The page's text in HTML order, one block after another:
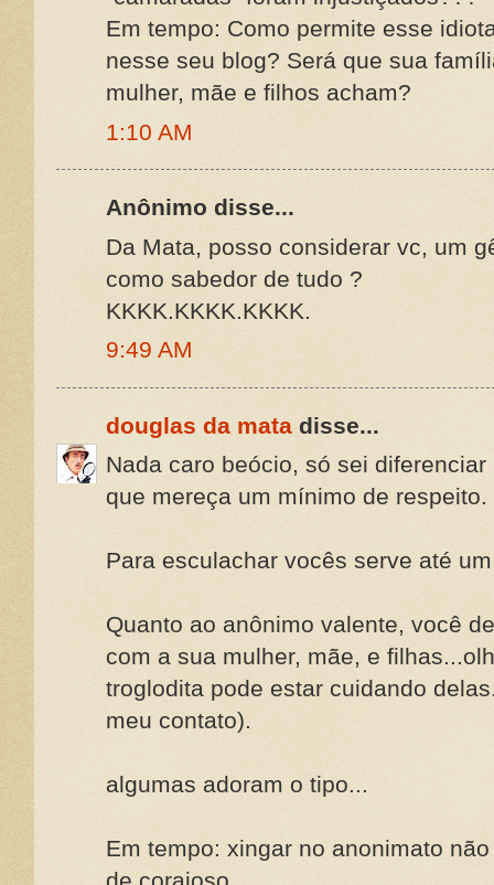
Em tempo: Como permite esse
nesse seu blog? Será que sua
mulher, mãe e filhos acham?
1:10 AM
Anônimo disse...
Da Mata, posso considerar vc, um
como sabedor de tudo ?
KKKK.KKKK.KKKK.
9:49 AM
douglas da mata disse...
Nada caro beócio, só sei
que mereça um mínimo de respeito.
Para esculachar vocês serve até
Quanto ao anônimo valente, você
com a sua mulher, mãe, e
troglodita pode estar cuidando
meu contato).
algumas adoram o tipo...
Em tempo: xingar no anonimato